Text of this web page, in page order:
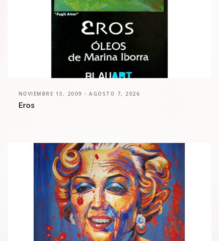
NOVIEMBRE 13, 2009 - AGOSTO 7, 2026
Eros